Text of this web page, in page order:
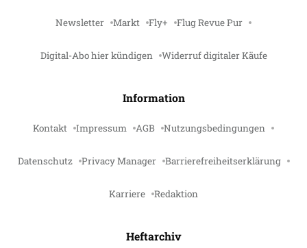
Newsletter Markt Fly+ Flug Revue Pur
Digital-Abo hier kündigen Widerruf digitaler Käufe
Information
Kontakt Impressum AGB Nutzungsbedingungen
Datenschutz Privacy Manager Barrierefreiheitserklärung
Karriere Redaktion
Heftarchiv